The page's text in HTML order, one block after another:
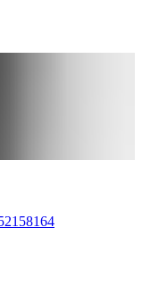
158164